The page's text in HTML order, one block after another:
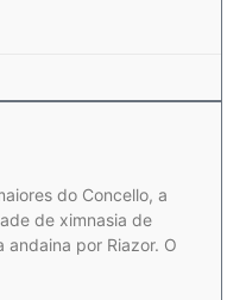
do Concello, a
de ximnasia de
por Riazor. O